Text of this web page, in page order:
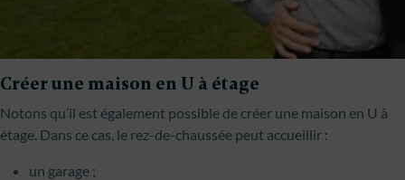
Créer une maison en U à étage
Notons qu’il est également possible de créer une maison en U à
étage. Dans ce cas, le rez-de-chaussée peut accueillir :
un garage ;